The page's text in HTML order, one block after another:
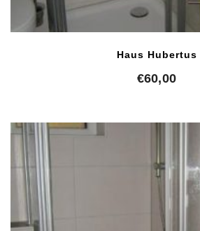
Haus Hubertus
€60,00